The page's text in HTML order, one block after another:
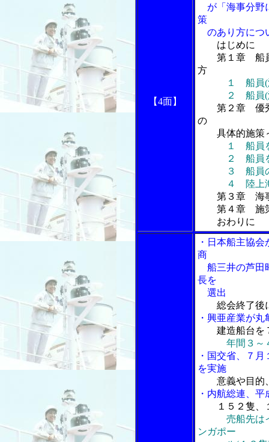
【4面】
が「海事分野
策
のあり方につ
はじめに
第１章 船員(
方
１ 船員(
２ 船員(海技
第２章 優
の
具体的施策～
１ 船員
２ 船員を
３ 船員のキ
４ 陸上海技
第３章 海
第４章 施策
おわりに
・日本船主協
商
船三井の芦田
長を
選出
総会終了後
・興亜産業が
建造船台を
年間３～
・国交省、７
を実施
意義や目的
・内航総連、
１５２隻
売船先は
ンガポー